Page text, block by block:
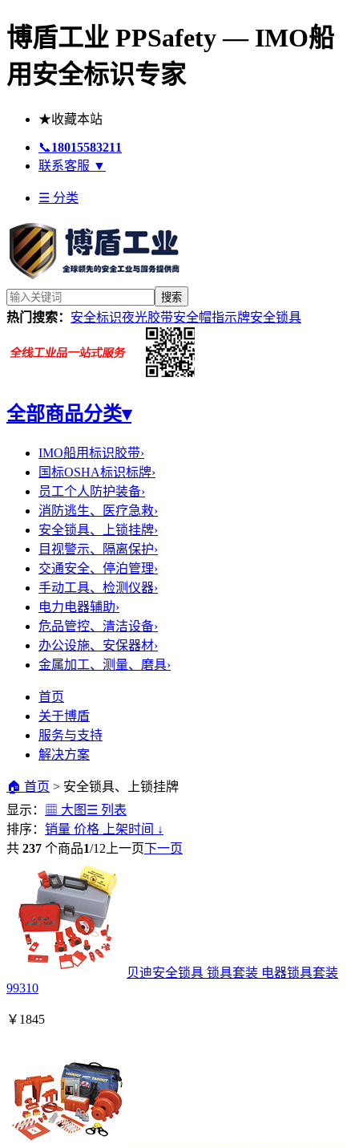
博盾工业 PPSafety — IMO船
用安全标识专家
★收藏本站
📞18015583211
联系客服 ▼
☰ 分类
搜索
热门搜索： 安全标识夜光胶带安全帽指示牌安全锁具
全部商品分类▾
IMO船用标识胶带›
国标OSHA标识标牌›
员工个人防护装备›
消防逃生、医疗急救›
安全锁具、上锁挂牌›
目视警示、隔离保护›
交通安全、停泊管理›
手动工具、检测仪器›
电力电器辅助›
危品管控、清洁设备›
办公设施、安保器材›
金属加工、测量、磨具›
首页
关于博盾
服务与支持
解决方案
🏠 首页 > 安全锁具、上锁挂牌
显示：
▦ 大图 ☰ 列表
排序： 销量 价格 上架时间 ↓
共 237 个商品1/12 上一页下一页
贝迪安全锁具 锁具套装 电器锁具套装
99310
￥ 1845